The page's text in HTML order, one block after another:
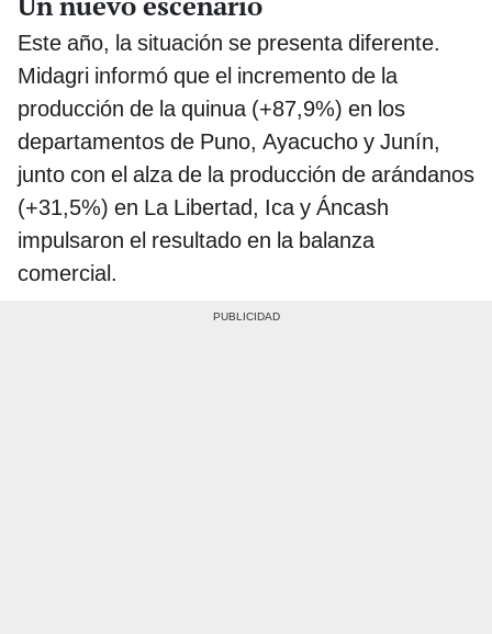
Este año, la situación se presenta diferente.
Midagri informó que el incremento de la
producción de la quinua (+87,9%) en los
departamentos de Puno, Ayacucho y Junín,
junto con el alza de la producción de arándanos
(+31,5%) en La Libertad, Ica y Áncash
impulsaron el resultado en la balanza
comercial.